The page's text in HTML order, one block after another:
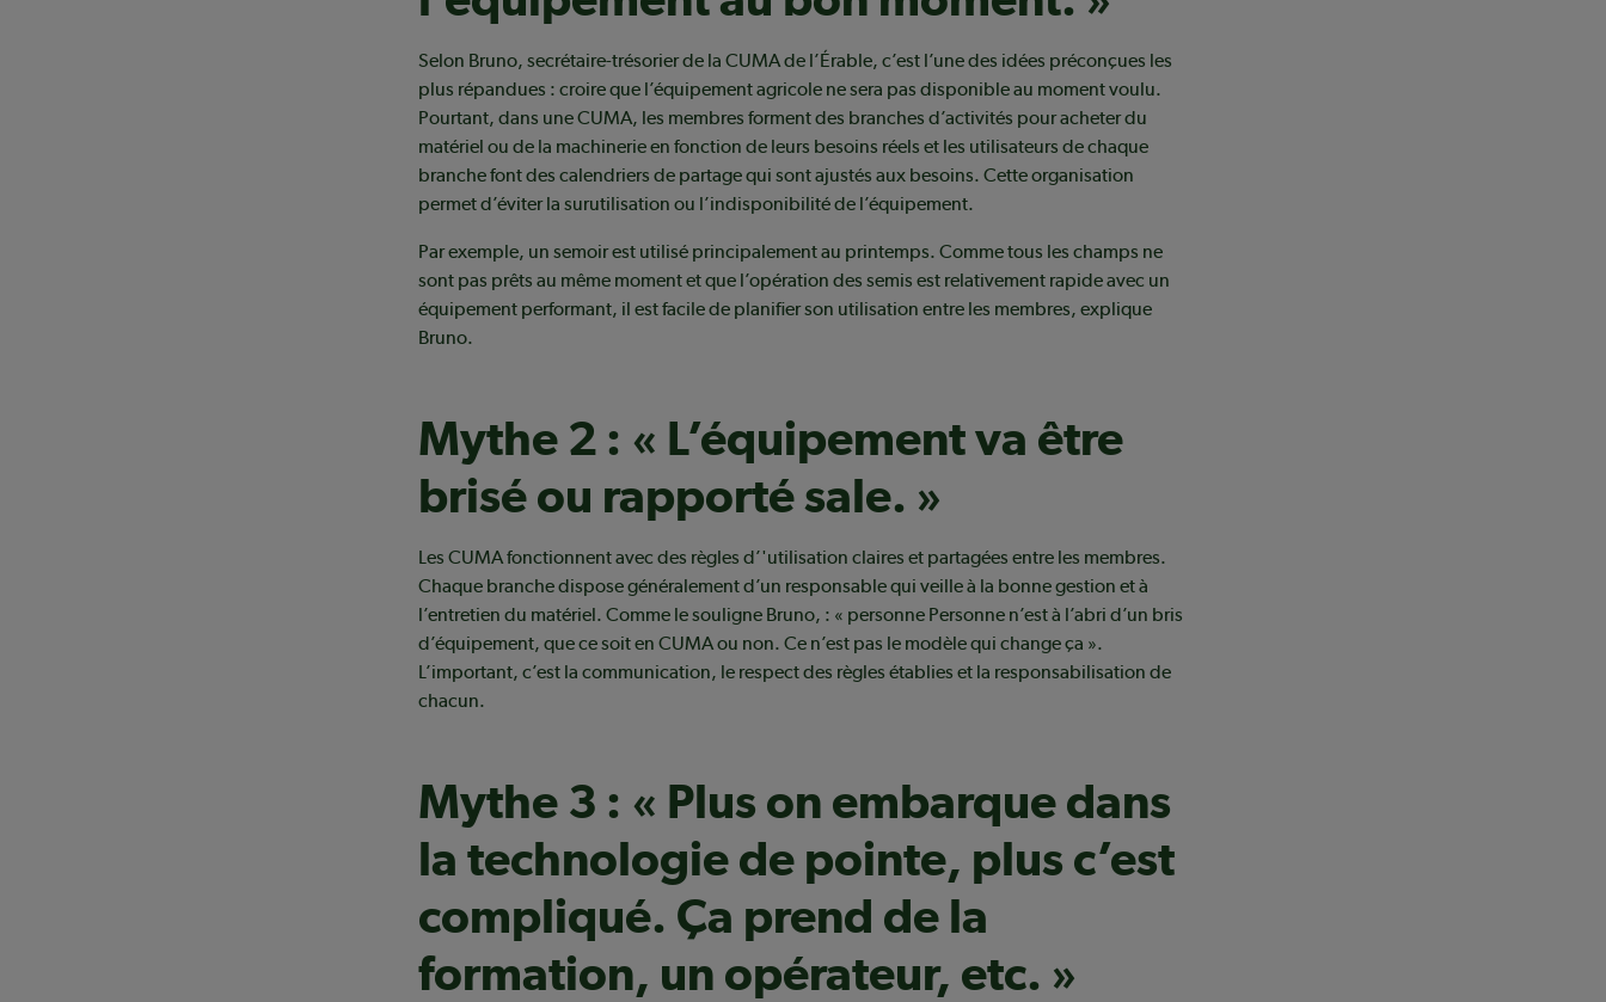
Selon Bruno, secrétaire-trésorier de la CUMA de l’Érable, c’est l’une des idées préconçues les
plus répandues : croire que l’équipement agricole ne sera pas disponible au moment voulu.
Pourtant, dans une CUMA, les membres forment des branches d’activités pour acheter du
matériel ou de la machinerie en fonction de leurs besoins réels et les utilisateurs de chaque
branche font des calendriers de partage qui sont ajustés aux besoins. Cette organisation
permet d’éviter la surutilisation ou l’indisponibilité de l’équipement.
Par exemple, un semoir est utilisé principalement au printemps. Comme tous les champs ne
sont pas prêts au même moment et que l’opération des semis est relativement rapide avec un
équipement performant, il est facile de planifier son utilisation entre les membres, explique
Bruno.
Mythe 2 : « L’équipement va être
brisé ou rapporté sale. »
Les CUMA fonctionnent avec des règles d’'utilisation claires et partagées entre les membres.
Chaque branche dispose généralement d’un responsable qui veille à la bonne gestion et à
l’entretien du matériel. Comme le souligne Bruno, : « personne Personne n’est à l’abri d’un bris
d’équipement, que ce soit en CUMA ou non. Ce n’est pas le modèle qui change ça ».
L’important, c’est la communication, le respect des règles établies et la responsabilisation de
chacun.
Mythe 3 : « Plus on embarque dans
la technologie de pointe, plus c’est
compliqué. Ça prend de la
formation, un opérateur, etc. »